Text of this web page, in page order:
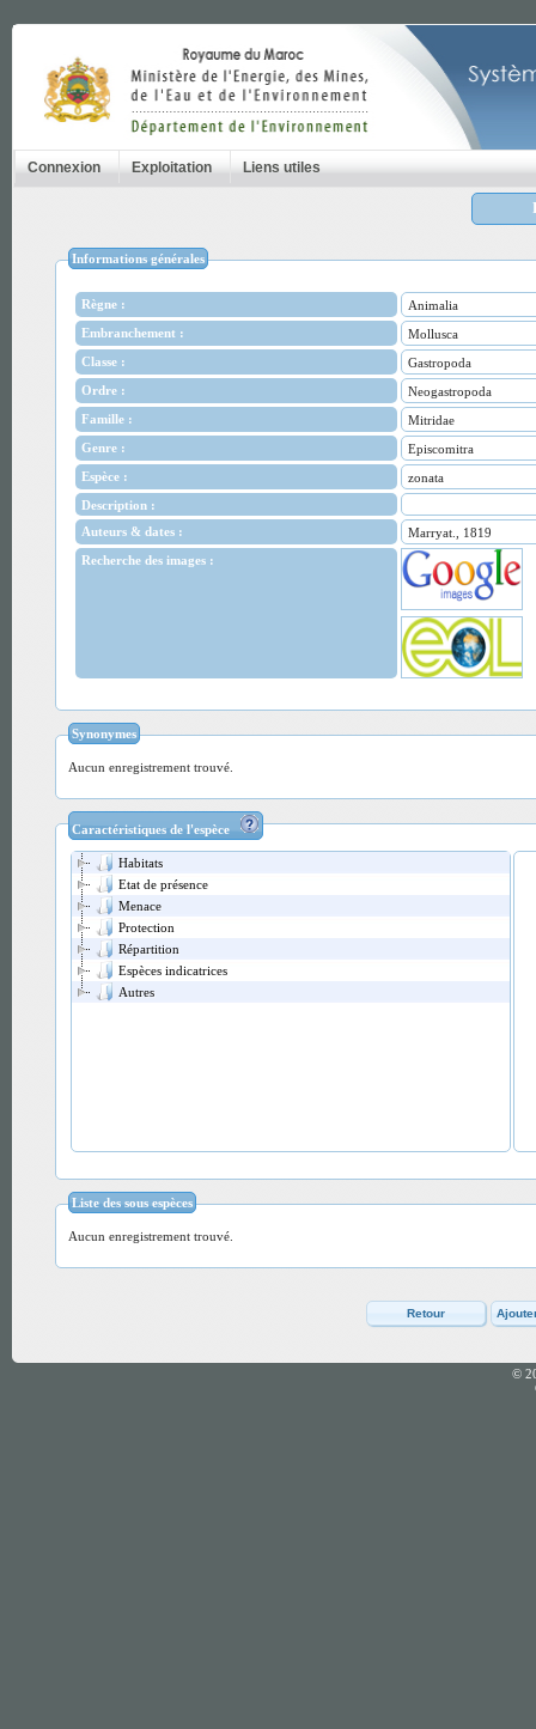
Connexion Exploitation Liens utiles
Informations générales
Règne :
Animalia
Embranchement :
Mollusca
Classe :
Gastropoda
Ordre :
Neogastropoda
Famille :
Mitridae
Genre :
Episcomitra
Espèce :
zonata
Description :
Auteurs & dates :
Marryat., 1819
Recherche des images :
Synonymes
Aucun enregistrement trouvé.
Caractéristiques de l'espèce
Habitats
Etat de présence
Menace
Protection
Répartition
Espèces indicatrices
Autres
Liste des sous espèces
Aucun enregistrement trouvé.
©